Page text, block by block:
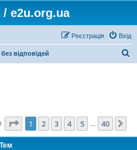
e2u.org.ua
Вхід
Реєстрація
відповідей
Сторінка 1 40
1 2 3 4 5 40
Тем